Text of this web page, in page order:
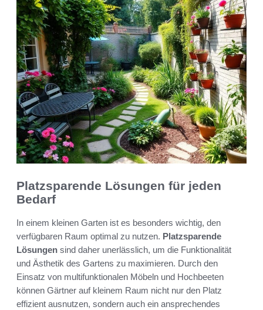
Platzsparende Lösungen für jeden
Bedarf
In einem kleinen Garten ist es besonders wichtig, den
verfügbaren Raum optimal zu nutzen. Platzsparende
Lösungen sind daher unerlässlich, um die Funktionalität
und Ästhetik des Gartens zu maximieren. Durch den
Einsatz von multifunktionalen Möbeln und Hochbeeten
können Gärtner auf kleinem Raum nicht nur den Platz
effizient ausnutzen, sondern auch ein ansprechendes